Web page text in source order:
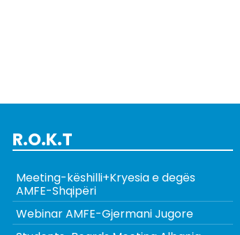
R.O.K.T
Meeting-këshilli+Kryesia e degës
AMFE-Shqipëri
Webinar AMFE-Gjermani Jugore